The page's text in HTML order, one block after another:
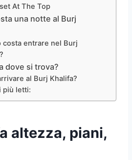
At The Top
una notte al Burj
costa entrare nel Burj
dove si trova?
al Burj Khalifa?
più letti:
altezza, piani,